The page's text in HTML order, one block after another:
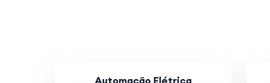
Automação Elétrica